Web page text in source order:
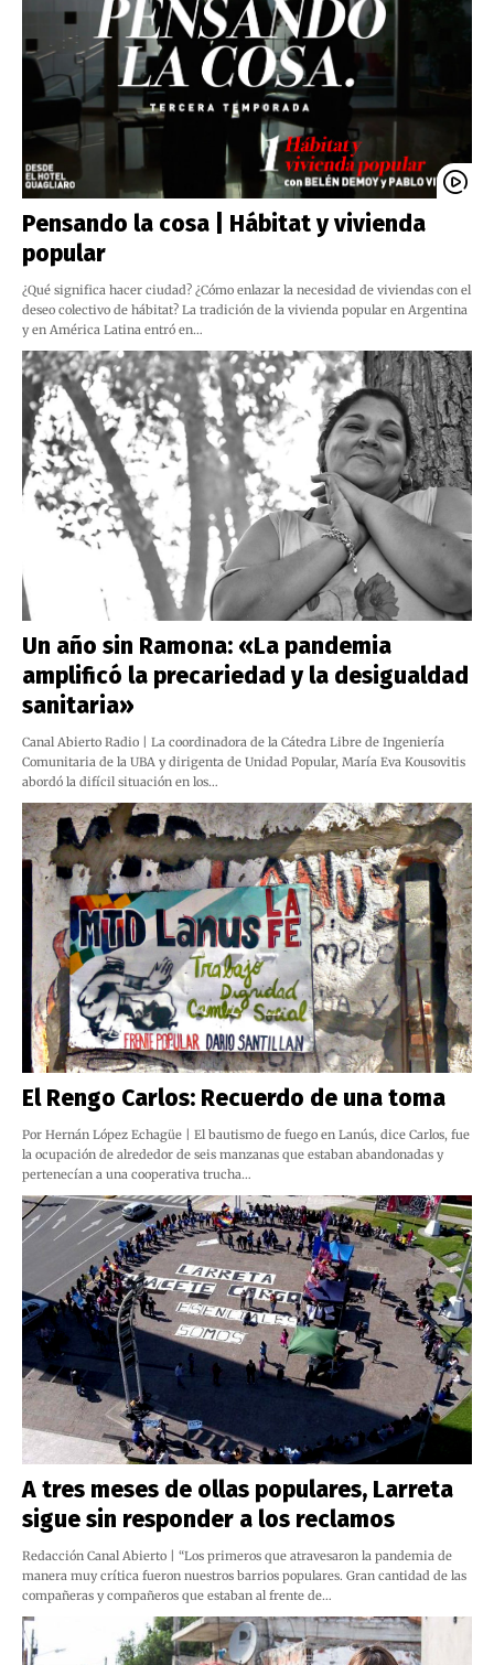
Pensando la cosa | Hábitat y vivienda
popular
¿Qué significa hacer ciudad? ¿Cómo enlazar la necesidad de viviendas con el
deseo colectivo de hábitat? La tradición de la vivienda popular en Argentina
y en América Latina entró en…
Un año sin Ramona: «La pandemia
amplificó la precariedad y la desigualdad
sanitaria»
Canal Abierto Radio | La coordinadora de la Cátedra Libre de Ingeniería
Comunitaria de la UBA y dirigenta de Unidad Popular, María Eva Kousovitis
abordó la difícil situación en los…
El Rengo Carlos: Recuerdo de una toma
Por Hernán López Echagüe | El bautismo de fuego en Lanús, dice Carlos, fue
la ocupación de alrededor de seis manzanas que estaban abandonadas y
pertenecían a una cooperativa trucha…
A tres meses de ollas populares, Larreta
sigue sin responder a los reclamos
Redacción Canal Abierto | “Los primeros que atravesaron la pandemia de
manera muy crítica fueron nuestros barrios populares. Gran cantidad de las
compañeras y compañeros que estaban al frente de…